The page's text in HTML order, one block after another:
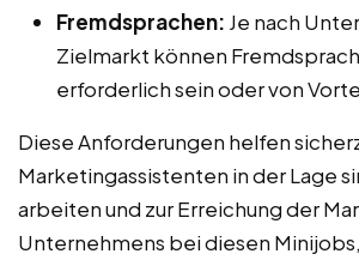
Fremdsprachen: Je nach
Zielmarkt können
erforderlich sein oder von
Diese Anforderungen helfen
Marketingassistenten in der Lage
arbeiten und zur Erreichung der
Unternehmens bei diesen